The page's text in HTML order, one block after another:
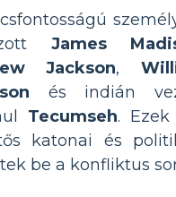
James
Jackson,
és indián
Tecumseh.
katonai és
be a konfliktus